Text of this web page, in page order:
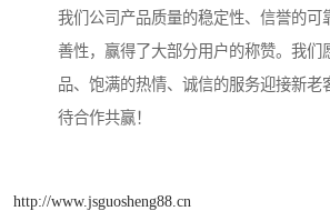
我们公司产品质量的稳定性、信誉的可
善性，赢得了大部分用户的称赞。我们
品、饱满的热情、诚信的服务迎接新老
待合作共赢！
http://www.jsguosheng88.cn